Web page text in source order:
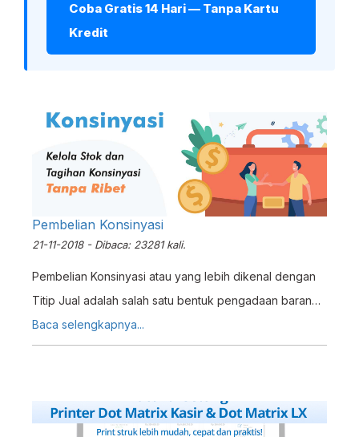
Coba Gratis 14 Hari — Tanpa Kartu
Kredit
Pembelian Konsinyasi
21-11-2018 - Dibaca: 23281 kali.
Pembelian Konsinyasi atau yang lebih dikenal dengan
Titip Jual adalah salah satu bentuk pengadaan barang
yang kerap digunakan pada usaha jenis Retail. Ini
karena konsinyasi lebih menguntungkan kedua belah
secara Beli-Putus. Pada sistem ERZ4P, Pembelian
Baca selengkapnya...